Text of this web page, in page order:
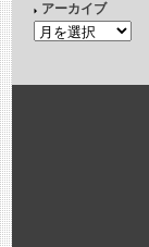
アーカイブ